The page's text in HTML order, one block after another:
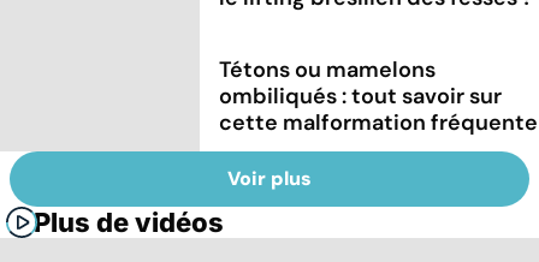
Tétons ou mamelons
ombiliqués : tout savoir sur
cette malformation fréquente
Voir plus
Plus de vidéos